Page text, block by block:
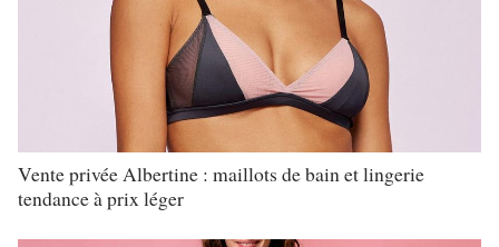
Vente privée Albertine : maillots de bain et lingerie
tendance à prix léger